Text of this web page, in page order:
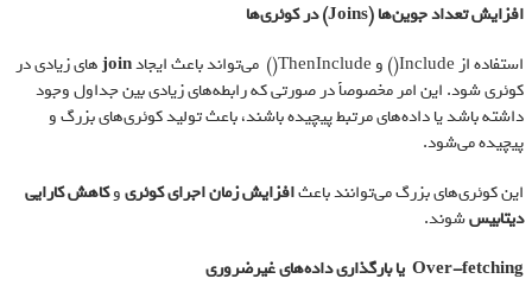
افزایش تعداد جوین‌ها(Joins)
در کوئری‌ها
استفاده از Include() و ThenInclude() می‌تواند باعث ایجاد
joinهای زیادی در
کوئری شود. این امر مخصوصاً در صورتی که رابطه‌های زیادی بین جداول وجود
داشته باشد یا داده‌های مرتبط پیچیده باشند، باعث تولید کوئری‌های بزرگ و
پیچیده می‌شود.
این کوئری‌های بزرگ می‌توانند باعثافزایش زمان اجرای کوئریوکاهش کارایی
دیتابیسشوند.
Over-fetching یا بارگذاری داده‌های غیرضروری